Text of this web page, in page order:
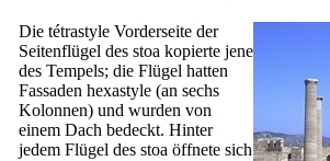
Die tétrastyle Vorderseite der
Seitenflügel des stoa kopierte jene
des Tempels; die Flügel hatten
Fassaden hexastyle (an sechs
Kolonnen) und wurden von
einem Dach bedeckt. Hinter
jedem Flügel des stoa öffnete sich